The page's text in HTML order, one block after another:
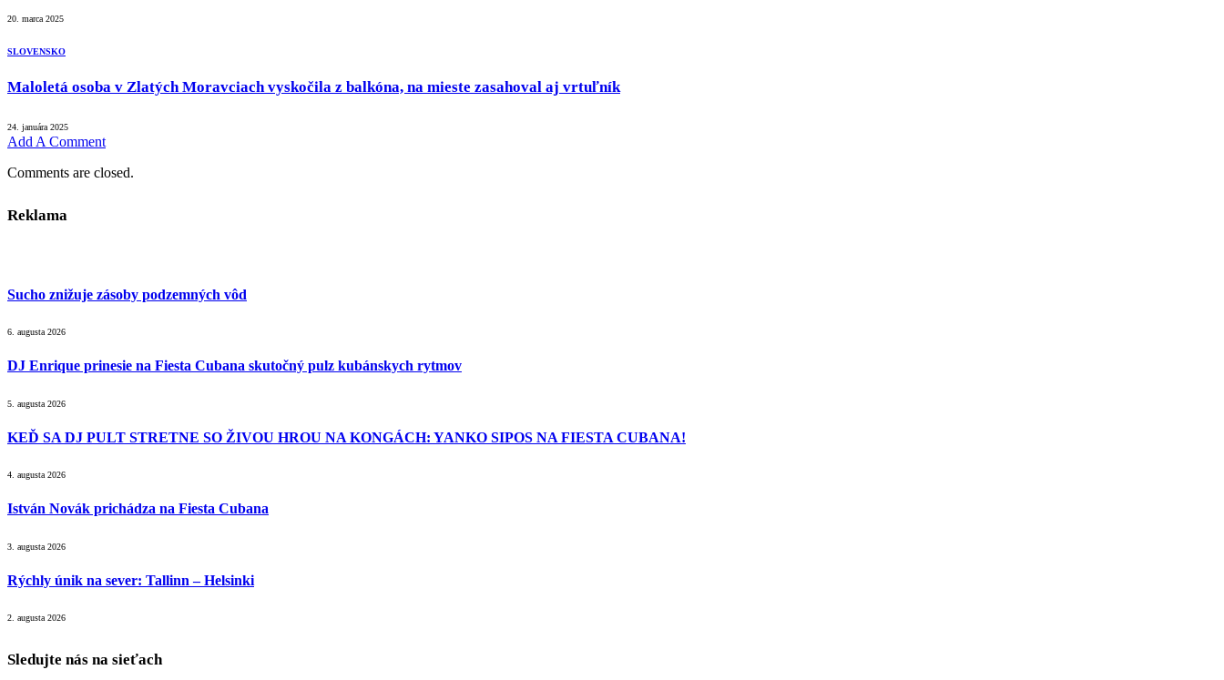
20. marca 2025
SLOVENSKO
Maloletá osoba v Zlatých Moravciach vyskočila z balkóna, na mieste zasahoval aj vrtuľník
24. januára 2025
Add A Comment
Comments are closed.
Reklama
Sucho znižuje zásoby podzemných vôd
6. augusta 2026
DJ Enrique prinesie na Fiesta Cubana skutočný pulz kubánskych rytmov
5. augusta 2026
KEĎ SA DJ PULT STRETNE SO ŽIVOU HROU NA KONGÁCH: YANKO SIPOS NA FIESTA CUBANA!
4. augusta 2026
István Novák prichádza na Fiesta Cubana
3. augusta 2026
Rýchly únik na sever: Tallinn – Helsinki
2. augusta 2026
Sledujte nás na sieťach